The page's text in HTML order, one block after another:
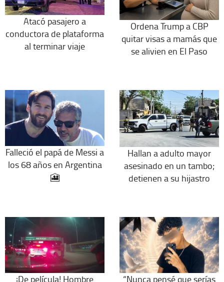
Atacó pasajero a
conductora de plataforma
al terminar viaje
Ordena Trump a CBP
quitar visas a mamás que
se alivien en El Paso
Falleció el papá de Messi a
los 68 años en Argentina
🎦
Hallan a adulto mayor
asesinado en un tambo;
detienen a su hijastro
¡De película! Hombre
“Nunca pensé que serías